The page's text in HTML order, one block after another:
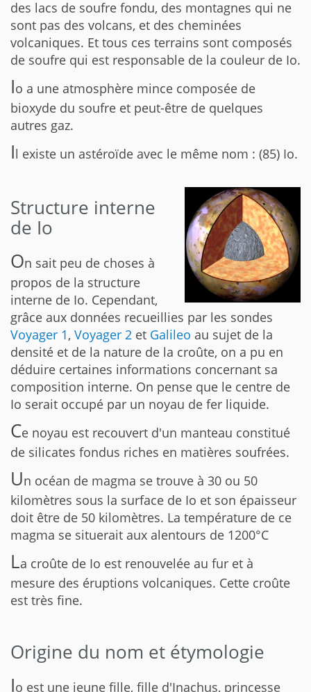
des lacs de soufre fondu, des montagnes qui ne
sont pas des volcans, et des cheminées
volcaniques. Et tous ces terrains sont composés
de soufre qui est responsable de la couleur de Io.
Io a une atmosphère mince composée de
bioxyde du soufre et peut-être de quelques
autres gaz.
Il existe un astéroïde avec le même nom : (85) Io.
Structure interne
de Io
On sait peu de choses à
propos de la structure
interne de Io. Cependant,
grâce aux données recueillies par les sondes
Voyager 1, Voyager 2 et Galileo au sujet de la
densité et de la nature de la croûte, on a pu en
déduire certaines informations concernant sa
composition interne. On pense que le centre de
Io serait occupé par un noyau de fer liquide.
Ce noyau est recouvert d'un manteau constitué
de silicates fondus riches en matières soufrées.
Un océan de magma se trouve à 30 ou 50
kilomètres sous la surface de Io et son épaisseur
doit être de 50 kilomètres. La température de ce
magma se situerait aux alentours de 1200°C
La croûte de Io est renouvelée au fur et à
mesure des éruptions volcaniques. Cette croûte
est très fine.
Origine du nom et étymologie
Io est une jeune fille, fille d'Inachus, princesse